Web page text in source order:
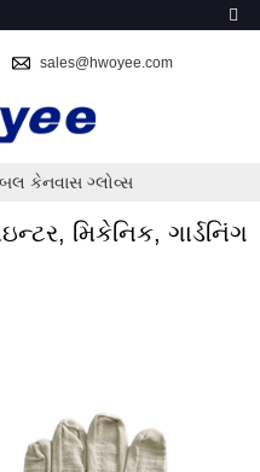
sales@hwoyee.com
કેનવાસ ગ્લોવ્સ
મિકેનિક, ગાર્ડનિંગ